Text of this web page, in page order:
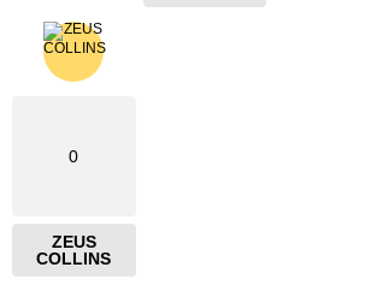
0
ZEUS
COLLINS